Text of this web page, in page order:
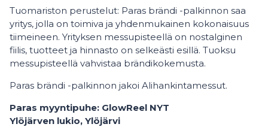
Tuomariston perustelut: Paras brändi -palkinnon saa
yritys, jolla on toimiva ja yhdenmukainen kokonaisuus
tiimeineen. Yrityksen messupisteellä on nostalginen
fiilis, tuotteet ja hinnasto on selkeästi esillä. Tuoksu
messupisteellä vahvistaa brändikokemusta.
Paras brändi -palkinnon jakoi Alihankintamessut.
Paras myyntipuhe: GlowReel NYT
Ylöjärven lukio, Ylöjärvi